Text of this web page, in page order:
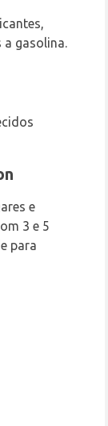
a gasolina.
e
3 e 5
para